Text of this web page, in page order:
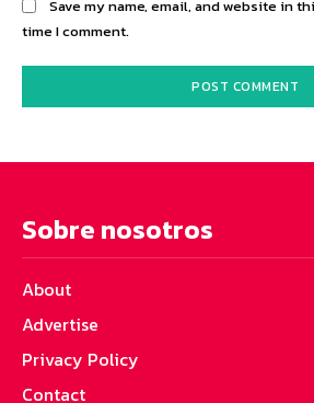
Save my name, email, and website in
time I comment.
Sobre nosotros
About
Advertise
Privacy Policy
Contact